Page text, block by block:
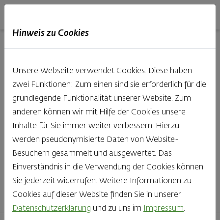
Backstube entdecken
Was gibt es Schöneres, als bei Brot & Gebäck die Qual
der Wahl zu haben? Noch dazu, wenn so großer Wert
auf den kleinen, feinen Unterschied gelegt wird, wie bei
Haubis. Beste Zutaten und Handwerk, das seinen
Namen auch verdient – das schmeckt man einfach!
Finden Sie Ihr Lieblingsprodukt
Hinweis zu Cookies
Unsere Webseite verwendet Cookies. Diese haben
zwei Funktionen: Zum einen sind sie erforderlich für die
grundlegende Funktionalität unserer Website. Zum
anderen können wir mit Hilfe der Cookies unsere
Inhalte für Sie immer weiter verbessern. Hierzu
werden pseudonymisierte Daten von Website-
Besuchern gesammelt und ausgewertet. Das
Einverständnis in die Verwendung der Cookies können
Sie jederzeit widerrufen. Weitere Informationen zu
Cookies auf dieser Website finden Sie in unserer
Datenschutzerklärung und zu uns im Impressum.